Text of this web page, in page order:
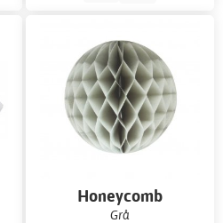
Honeycomb
Grå